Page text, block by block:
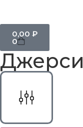
0,00 ₽
0
Джерси